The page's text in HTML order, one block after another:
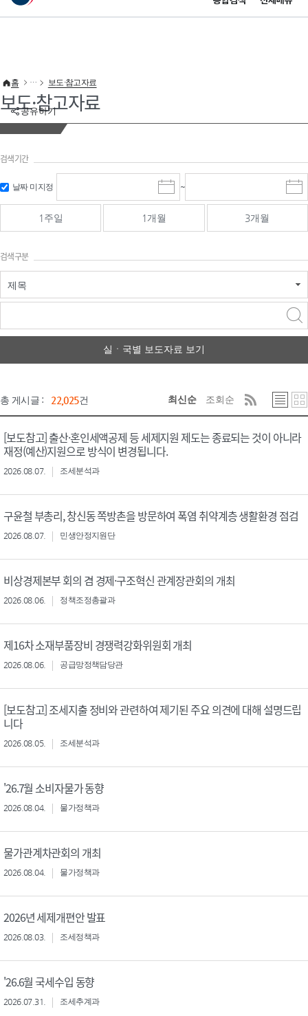
이 누리집은 대한민국 공식 전자정부 누리집입니다.
공유하기
홈 보도·참고자료
보도·참고자료
검색기간
날짜 미지정
시
작
일
선
~
종
료
선
1주일 1개월 3개월
검색구분
제목
실ㆍ국별 보도자료 보기
총 게시글 : 22,025건 최신순 조회순
[보도참고] 출산·혼인세액공제 등 세제지원 제도는 종료되는 것이 아니라
재정(예산)지원으로 방식이 변경됩니다.
2026.08.07. 조세분석과
구윤철 부총리, 창신동 쪽방촌을 방문하여 폭염 취약계층 생활환경 점검
2026.08.07. 민생안정지원단
비상경제본부 회의 겸 경제·구조혁신 관계장관회의 개최
2026.08.06. 정책조정총괄과
제16차 소재부품장비 경쟁력강화위원회 개최
2026.08.06. 공급망정책담당관
[보도참고] 조세지출 정비와 관련하여 제기된 주요 의견에 대해 설명드립
니다
2026.08.05. 조세분석과
'26.7월 소비자물가 동향
2026.08.04. 물가정책과
물가관계차관회의 개최
2026.08.04. 물가정책과
2026년 세제개편안 발표
2026.08.03. 조세정책과
'26.6월 국세수입 동향
2026.07.31. 조세추계과